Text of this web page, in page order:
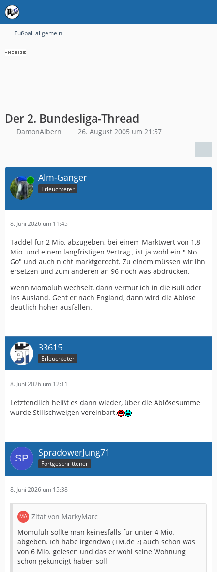
Fußball allgemein
Der 2. Bundesliga-Thread
DamonAlbern 26. August 2005 um 21:57
Online Alm-Gänger
Erleuchteter
8. Juni 2026 um 11:45
Taddel für 2 Mio. abzugeben, bei einem Marktwert von 1,8.
Mio. und einem langfristigen Vertrag , ist ja wohl ein " No
Go" und auch nicht marktgerecht. Zu einem müssen wir ihn
ersetzen und zum anderen an 96 noch was abdrücken.
Wenn Momoluh wechselt, dann vermutlich in die Buli oder
ins Ausland. Geht er nach England, dann wird die Ablöse
deutlich höher ausfallen.
33615
Erleuchteter
8. Juni 2026 um 12:11
Letztendlich heißt es dann wieder, über die Ablösesumme
wurde Stillschweigen vereinbart.
SpradowerJung71
Fortgeschrittener
8. Juni 2026 um 15:38
Zitat von MarkyMarc
Momuluh sollte man keinesfalls für unter 4 Mio.
abgeben. Ich habe irgendwo (TM.de ?) auch schon was
von 6 Mio. gelesen und das er wohl seine Wohnung
schon gekündigt haben soll.